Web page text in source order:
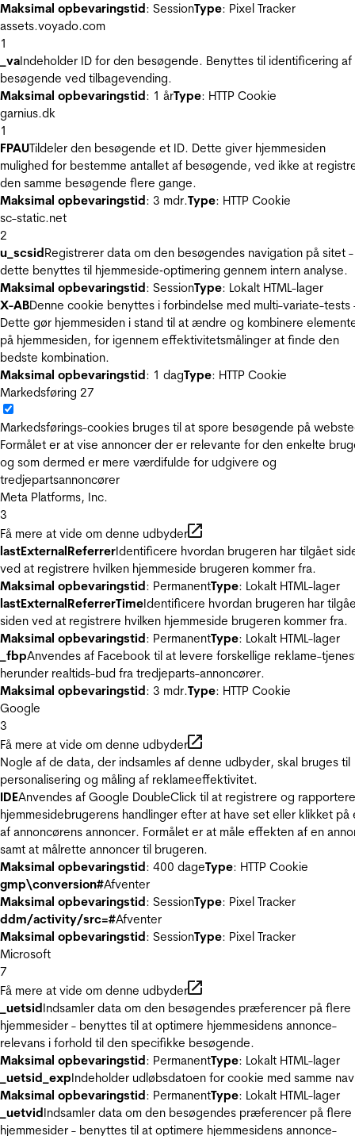
Maksimal opbevaringstid: SessionType: Pixel Tracker
assets.voyado.com
1
_vaIndeholder ID for den besøgende. Benyttes til identificering af
besøgende ved tilbagevending.
Maksimal opbevaringstid: 1 årType: HTTP Cookie
garnius.dk
1
FPAUTildeler den besøgende et ID. Dette giver hjemmesiden
mulighed for bestemme antallet af besøgende, ved ikke at
den samme besøgende flere gange.
Maksimal opbevaringstid: 3 mdr.Type: HTTP Cookie
sc-static.net
2
u_scsidRegistrerer data om den besøgendes navigation på sitet -
dette benyttes til hjemmeside‐optimering gennem intern analyse.
Maksimal opbevaringstid: SessionType: Lokalt HTML-lager
X-ABDenne cookie benyttes i forbindelse med multi-variate-tests
Dette gør hjemmesiden i stand til at ændre og kombinere
på hjemmesiden, for igennem effektivitetsmålinger at finde den
bedste kombination.
Maksimal opbevaringstid: 1 dagType: HTTP Cookie
Markedsføring 27
Markedsførings-cookies bruges til at spore besøgende på
Formålet er at vise annoncer der er relevante for den enkelte
og som dermed er mere værdifulde for udgivere og
tredjepartsannoncører
Meta Platforms, Inc.
3
Få mere at vide om denne udbyder
lastExternalReferrerIdentificere hvordan brugeren har tilgået
ved at registrere hvilken hjemmeside brugeren kommer fra.
Maksimal opbevaringstid: PermanentType: Lokalt HTML-lager
lastExternalReferrerTimeIdentificere hvordan brugeren har
siden ved at registrere hvilken hjemmeside brugeren kommer fra.
Maksimal opbevaringstid: PermanentType: Lokalt HTML-lager
_fbpAnvendes af Facebook til at levere forskellige reklame-
herunder realtids-bud fra tredjeparts-annoncører.
Maksimal opbevaringstid: 3 mdr.Type: HTTP Cookie
Google
3
Få mere at vide om denne udbyder
Nogle af de data, der indsamles af denne udbyder, skal bruges til
personalisering og måling af reklameeffektivitet.
IDEAnvendes af Google DoubleClick til at registrere og
hjemmesidebrugerens handlinger efter at have set eller klikket på
af annoncørens annoncer. Formålet er at måle effekten af en
samt at målrette annoncer til brugeren.
Maksimal opbevaringstid: 400 dageType: HTTP Cookie
gmp\conversion#Afventer
Maksimal opbevaringstid: SessionType: Pixel Tracker
ddm/activity/src=#Afventer
Maksimal opbevaringstid: SessionType: Pixel Tracker
Microsoft
7
Få mere at vide om denne udbyder
_uetsidIndsamler data om den besøgendes præferencer på flere
hjemmesider - benyttes til at optimere hjemmesidens annonce-
relevans i forhold til den specifikke besøgende.
Maksimal opbevaringstid: PermanentType: Lokalt HTML-lager
_uetsid_expIndeholder udløbsdatoen for cookie med samme
Maksimal opbevaringstid: PermanentType: Lokalt HTML-lager
_uetvidIndsamler data om den besøgendes præferencer på flere
hjemmesider - benyttes til at optimere hjemmesidens annonce-